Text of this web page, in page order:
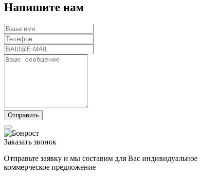
Напишите нам
Заказать звонок
Отправьте заявку и мы составим для Вас индивидуальное
коммерческое предложение